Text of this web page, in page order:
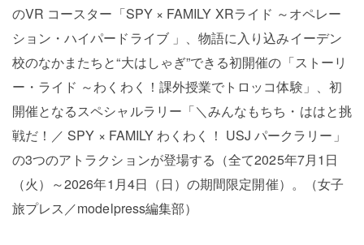
のVR コースター「SPY × FAMILY XRライド ～オペレー
ション・ハイパードライブ 」、物語に入り込みイーデン
校のなかまたちと“大はしゃぎ”できる初開催の「ストーリ
ー・ライド ～わくわく！課外授業でトロッコ体験」、初
開催となるスペシャルラリー「＼みんなもちち・ははと挑
戦だ！／ SPY × FAMILY わくわく！ USJ パークラリー」
の3つのアトラクションが登場する（全て2025年7月1日
（火）～2026年1月4日（日）の期間限定開催）。（女子
旅プレス／modelpress編集部）